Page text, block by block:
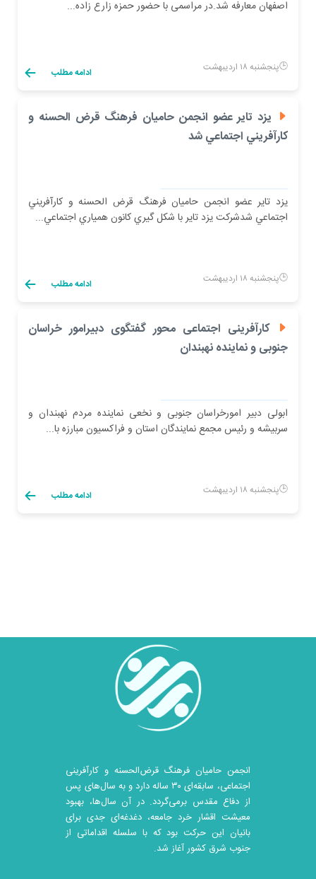
اصفهان معارفه شد.در مراسمی با حضور حمزه زارع زاده...
پنجشنبه ۱۸ اردیبهشت ادامه مطلب
يزد تاير عضو انجمن حاميان فرهنگ قرض الحسنه و
كارآفريني اجتماعي شد
يزد تاير عضو انجمن حاميان فرهنگ قرض الحسنه و كارآفريني
اجتماعي شدشركت يزد تاير با شكل گيري كانون همياري اجتماعي...
پنجشنبه ۱۸ اردیبهشت ادامه مطلب
کارآفرینی اجتماعی محور گفتگوی دبیرامور خراسان
جنوبی و نماینده نهبندان
ابولی دبیر امورخراسان جنوبی و نخعی نماینده مردم نهبندان و
سربیشه و رئیس مجمع نمایندگان استان و فراکسیون مبارزه با...
پنجشنبه ۱۸ اردیبهشت ادامه مطلب
انجمن حامیان فرهنگ قرض‌الحسنه و کارآفرینی
اجتماعی، سابقه‌ای ۳۰ ساله دارد و به سال‌های پس
از دفاع مقدس برمی‌گردد. در آن سال‎‌ها، بهبود
معیشت اقشار خرد جامعه، دغدغه‌ای جدی برای
بانیان این حرکت بود که با سلسله اقداماتی از
جنوب شرق کشور آغاز شد.